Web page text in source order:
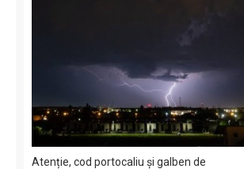
Atenție, cod portocaliu și galben de